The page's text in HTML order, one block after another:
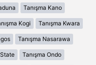
Tanışma Kano
Kogi Tanışma Kwara
Tanışma Nasarawa
Tanışma Ondo